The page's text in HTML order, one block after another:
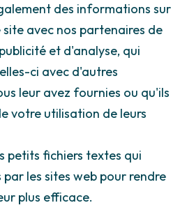
des informations sur
avec nos partenaires de
et d'analyse, qui
ci avec d'autres
leur avez fournies ou qu'ils
votre utilisation de leurs
petits fichiers textes qui
les sites web pour rendre
plus efficace.